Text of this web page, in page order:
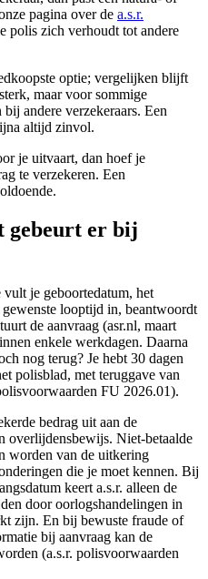
pagina over de a.s.r.
polis zich verhoudt tot andere
optie; vergelijken blijft
maar voor sommige
andere verzekeraars. Een
altijd zinvol.
je uitvaart, dan hoef je
te verzekeren. Een
gebeurt er bij
je geboortedatum, het
looptijd in, beantwoordt
de aanvraag (asr.nl, maart
enkele werkdagen. Daarna
nog terug? Je hebt 30 dagen
polisblad, met teruggave van
FU 2026.01).
bedrag uit aan de
overlijdensbewijs. Niet-betaalde
worden van de uitkering
die je moet kennen. Bij
keert a.s.r. alleen de
door oorlogshandelingen in
zijn. En bij bewuste fraude of
bij aanvraag kan de
(a.s.r. polisvoorwaarden